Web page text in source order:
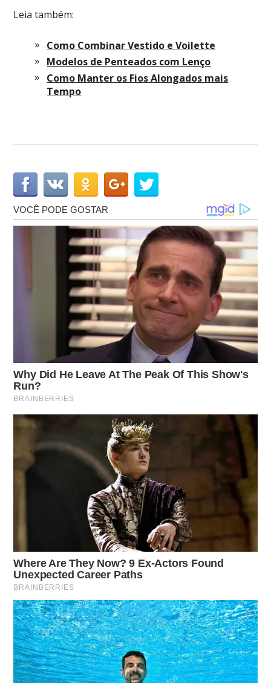
Leia também:
Como Combinar Vestido e Voilette
Modelos de Penteados com Lenço
Como Manter os Fios Alongados mais
Tempo